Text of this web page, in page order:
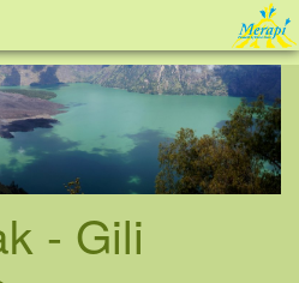
Tel: 088 - 81 11 999
- Gili